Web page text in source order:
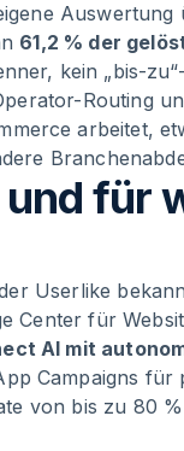
Auswertung
61,2 % der
kein „bis-
Routing
arbeitet,
für
Userlike
Center für
AI mit
Campaigns für
von bis zu 80